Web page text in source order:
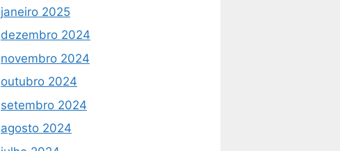
janeiro 2025
dezembro 2024
novembro 2024
outubro 2024
setembro 2024
agosto 2024